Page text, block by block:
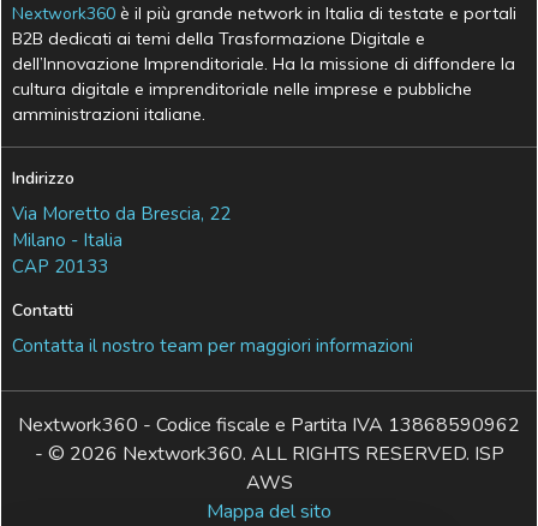
Nextwork360 è il più grande network in Italia di testate e portali
B2B dedicati ai temi della Trasformazione Digitale e
dell’Innovazione Imprenditoriale. Ha la missione di diffondere la
cultura digitale e imprenditoriale nelle imprese e pubbliche
amministrazioni italiane.
Indirizzo
Via Moretto da Brescia, 22
Milano - Italia
CAP 20133
Contatti
Contatta il nostro team per maggiori informazioni
Nextwork360 - Codice fiscale e Partita IVA 13868590962
- © 2026 Nextwork360. ALL RIGHTS RESERVED. ISP
AWS
Mappa del sito